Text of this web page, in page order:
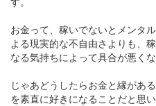
お金って、稼いでないとメンタ
よる現実的な不自由さよりも、
なる気持ちによって具合が悪くな
じゃあどうしたらお金と縁があ
を素直に好きになることだと思い